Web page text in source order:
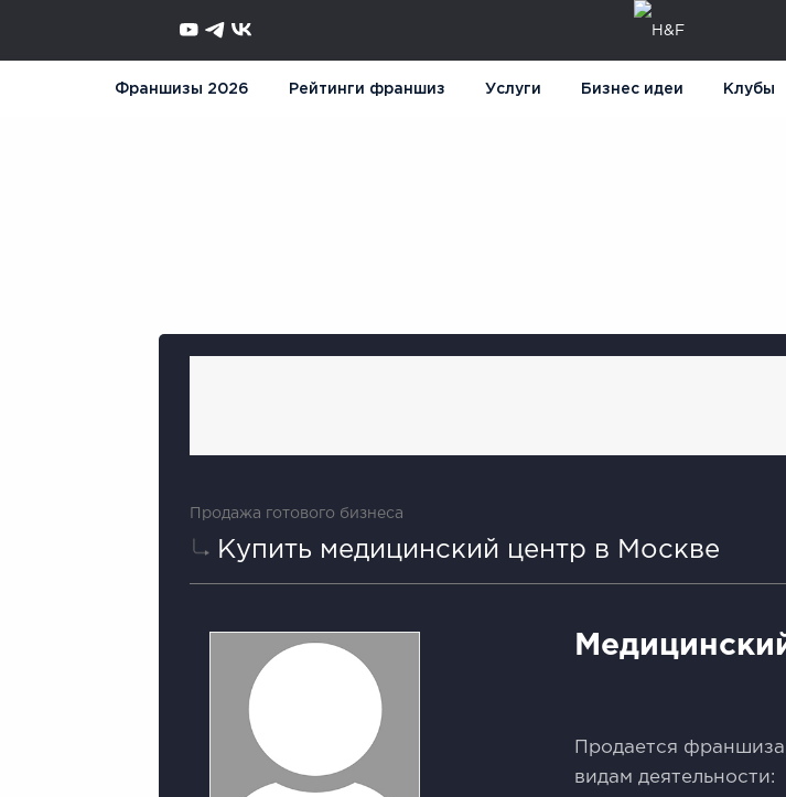
Франшизы 2026 Рейтинги франшиз Услуги Бизнес идеи Клубы
Продажа готового бизнеса
Купить медицинский центр в Москве
Продaетcя
видaм дeятeльнocти: